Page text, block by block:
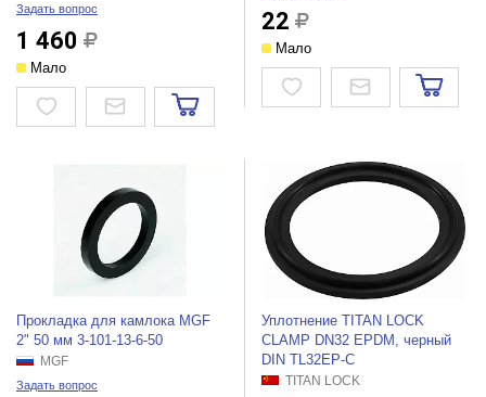
Задать вопрос
1 460
Мало
22
Мало
Прокладка для камлока MGF
2" 50 мм 3-101-13-6-50
MGF
Задать вопрос
Уплотнение TITAN LOCK
CLAMP DN32 EPDM, черный
DIN TL32EP-C
TITAN LOCK